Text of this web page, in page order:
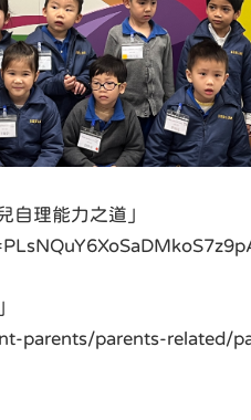
自理能力之道」
parents/parents-related/